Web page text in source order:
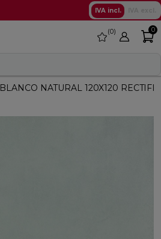
IVA incl.
favorite
0 0
NATURAL 120X120